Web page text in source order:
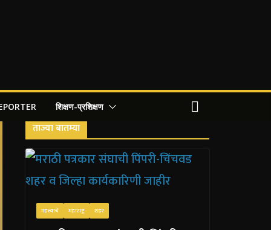
शिक्षण-प्रशिक्षण
ताज्या बातम्या
महत्त्वाचे महाराष्ट्र शहर